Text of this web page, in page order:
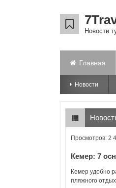
Новости
Главная
Новости
Просмотров: 2
Кемер: 7
Кемер удобно
пляжного